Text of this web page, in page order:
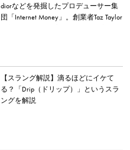
diorなどを発掘したプロデューサー集
団「Internet Money」。創業者Taz Taylor
【スラング解説】滴るほどにイケて
る？「Drip（ドリップ）」というスラ
ングを解説